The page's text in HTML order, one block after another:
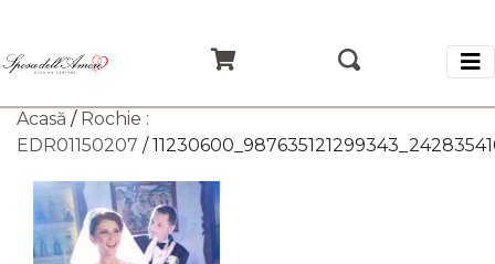
Acasă / Rochie :
EDR01150207 /